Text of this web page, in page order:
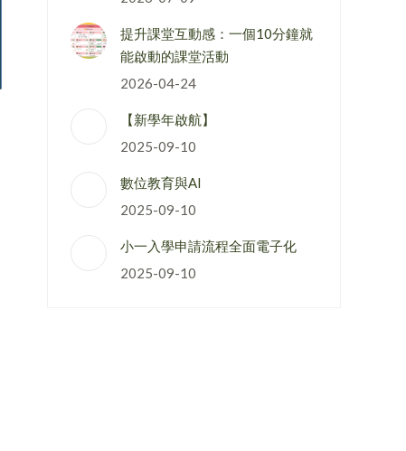
提升課堂互動感：一個10分鐘就
能啟動的課堂活動
2026-04-24
【新學年啟航】
2025-09-10
數位教育與AI
2025-09-10
小一入學申請流程全面電子化
2025-09-10